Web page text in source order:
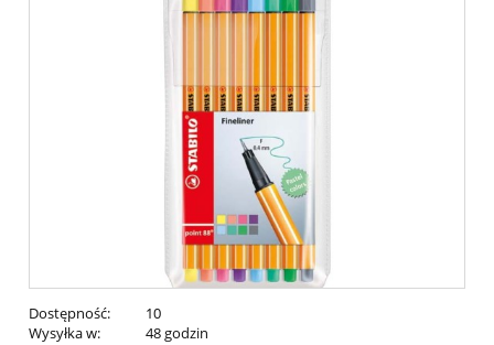
Dostępność:
10
Wysyłka w:
48 godzin